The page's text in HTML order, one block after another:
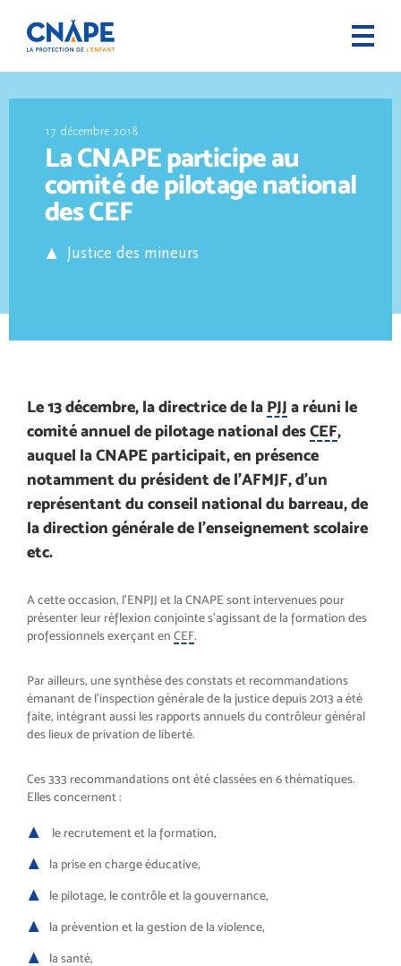
17 décembre 2018
La CNAPE participe au
comité de pilotage national
des CEF
Justice des mineurs
Le 13 décembre, la directrice de la PJJ a réuni le
comité annuel de pilotage national desCEF,
auquel la CNAPE participait, en présence
notamment du président de l’AFMJF, d’un
représentant du conseil national du barreau, de
la direction générale de l’enseignement scolaire
etc.
A cette occasion, l’ENPJJ et la CNAPE sont intervenues pour
présenter leur réflexion conjointe s’agissant de la formation des
professionnels exerçant en CEF.
Par ailleurs, une synthèse des constats et recommandations
émanant de l’inspection générale de la justice depuis 2013 a été
faite, intégrant aussi les rapports annuels du contrôleur général
des lieux de privation de liberté.
Ces 333 recommandations ont été classées en 6 thématiques.
Elles concernent :
le recrutement et la formation,
la prise en charge éducative,
le pilotage, le contrôle et la gouvernance,
la prévention et la gestion de la violence,
la santé,